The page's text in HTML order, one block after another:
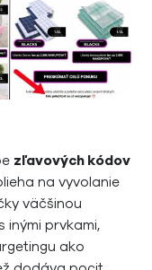
zľavových kódov
na vyvolanie
väčšinou
inými prvkami,
ako